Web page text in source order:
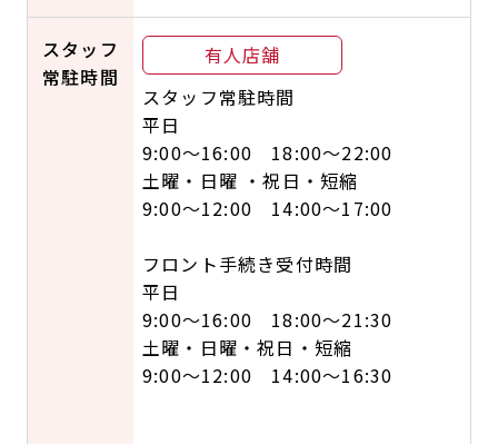
スタッフ
常駐時間
有人店舗
スタッフ常駐時間
平日
9:00～16:00 18:00～22:00
土曜・日曜 ・祝日・短縮
9:00～12:00 14:00～17:00
フロント手続き受付時間
平日
9:00～16:00 18:00～21:30
土曜・日曜・祝日・短縮
9:00～12:00 14:00～16:30